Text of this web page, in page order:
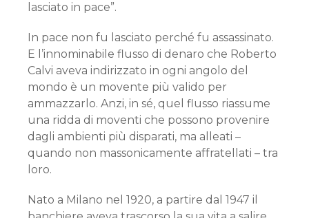
lasciato in pace”.
In pace non fu lasciato perché fu assassinato.
E l’innominabile flusso di denaro che Roberto
Calvi aveva indirizzato in ogni angolo del
mondo è un movente più valido per
ammazzarlo. Anzi, in sé, quel flusso riassume
una ridda di moventi che possono provenire
dagli ambienti più disparati, ma alleati –
quando non massonicamente affratellati – tra
loro.
Nato a Milano nel 1920, a partire dal 1947 il